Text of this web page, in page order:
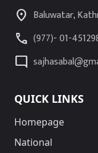
location_on Baluwatar,
call (977)- 01-
mode_comment
QUICK LINKS
Homepage
National